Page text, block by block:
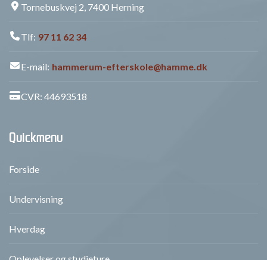
Tornebuskvej 2, 7400 Herning
Tlf: 97 11 62 34
E-mail: hammerum-efterskole@hamme.dk
CVR: 44693518
Quickmenu
Forside
Undervisning
Hverdag